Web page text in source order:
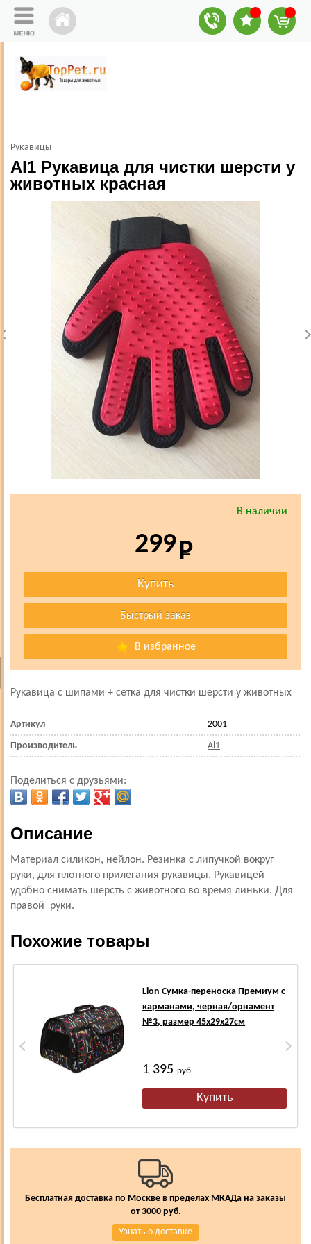
Рукавицы
Al1 Рукавица для чистки шерсти у
животных красная
В наличии
299
В избранное
Рукавица с шипами + сетка для чистки шерсти у животных
Артикул 2001
Производитель Al1
Поделиться с друзьями:
Описание
Материал силикон, нейлон. Резинка с липучкой вокруг
руки, для плотного прилегания рукавицы. Рукавицей
удобно снимать шерсть с животного во время линьки. Для
правой руки.
Похожие товары
Lion Сумка-переноска Премиум с
карманами, черная/орнамент
№3, размер 45х29х27см
1 395руб.
Бесплатная доставка по Москве в пределах МКАДа на заказы
от 3000 руб.
Узнать о доставке